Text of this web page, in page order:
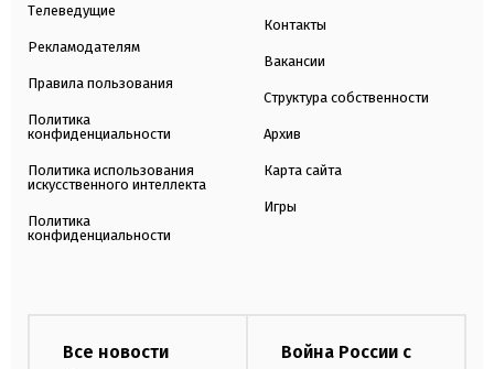
Телеведущие
Рекламодателям
Правила пользования
Политика
конфиденциальности
Политика использования
искусственного интеллекта
Политика
конфиденциальности
Контакты
Вакансии
Структура собственности
Архив
Карта сайта
Игры
Все новости
Война России с